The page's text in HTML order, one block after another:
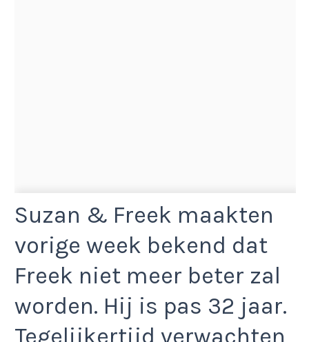
Suzan & Freek maakten
vorige week bekend dat
Freek niet meer beter zal
worden. Hij is pas 32 jaar.